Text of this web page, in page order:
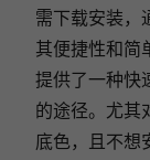
需下载安装，
其便捷性和简
提供了一种快
的途径。尤其
底色，且不想